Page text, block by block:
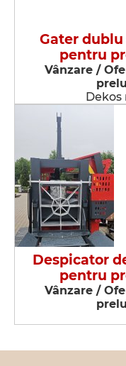
Gater
pentru
Vânzare /
Dekos
Despicator
pentru
Vânzare /